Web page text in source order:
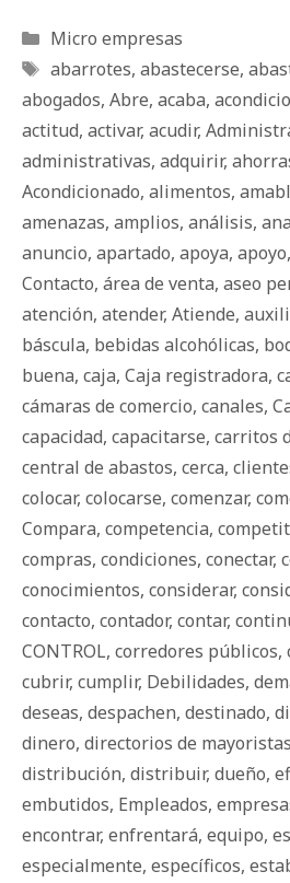
Categorías
Micro empresas
Etiquetas
abarrotes, abastecerse,
abogados, Abre, acaba,
actitud, activar, acudir,
administrativas, adquirir,
Acondicionado, alimentos,
amenazas, amplios, análisis,
anuncio, apartado, apoya, apoyo,
Contacto, área de venta, aseo
atención, atender, Atiende,
báscula, bebidas alcohólicas,
buena, caja, Caja registradora,
cámaras de comercio, canales,
capacidad, capacitarse, carritos
central de abastos, cerca,
colocar, colocarse, comenzar,
Compara, competencia,
compras, condiciones, conectar,
conocimientos, considerar,
contacto, contador, contar,
CONTROL, corredores públicos,
cubrir, cumplir, Debilidades,
deseas, despachen, destinado,
dinero, directorios de mayoristas
distribución, distribuir, dueño,
embutidos, Empleados,
encontrar, enfrentará, equipo,
especialmente, específicos,